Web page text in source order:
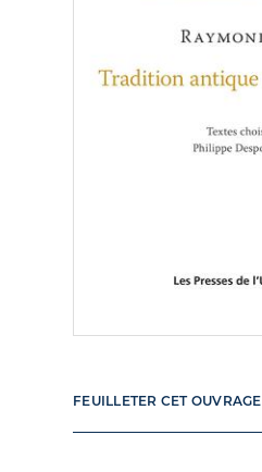
FEUILLETER CET OUVRAGE